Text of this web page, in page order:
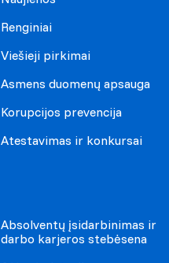
Renginiai
Viešieji pirkimai
Asmens duomenų apsauga
Korupcijos prevencija
Atestavimas ir konkursai
Absolventų įsidarbinimas ir
darbo karjeros stebėsena